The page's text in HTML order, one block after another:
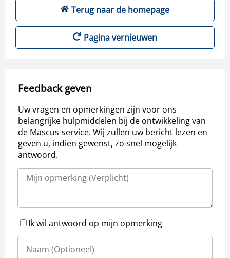
Terug naar de homepage
Pagina vernieuwen
Feedback geven
Uw vragen en opmerkingen zijn voor ons
belangrijke hulpmiddelen bij de ontwikkeling van
de Mascus-service. Wij zullen uw bericht lezen en
geven u, indien gewenst, zo snel mogelijk
antwoord.
Ik wil antwoord op mijn opmerking